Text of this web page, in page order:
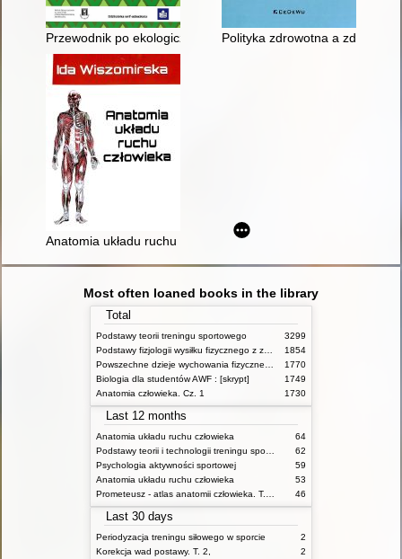
Przewodnik po ekologicznym życiu : co osoba z
Polityka zdrowotna a zdrowie
Anatomia układu ruchu człowieka
Most often loaned books in the library
Total
Podstawy teorii treningu sportowego
3299
1854
1770
Biologia dla studentów AWF : [skrypt]
1749
Anatomia człowieka. Cz. 1
1730
Last 12 months
Anatomia układu ruchu człowieka
64
62
Psychologia aktywności sportowej
59
Anatomia układu ruchu człowieka
53
46
Last 30 days
Periodyzacja treningu siłowego w sporcie
2
Korekcja wad postawy. T. 2,
2